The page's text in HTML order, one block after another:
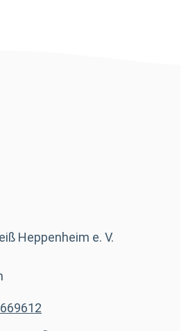
Heppenheim e. V.